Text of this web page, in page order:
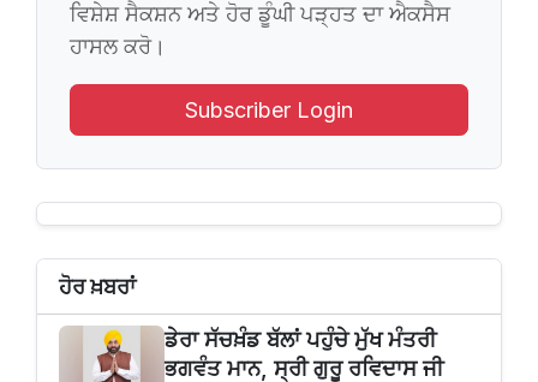
ਵਿਸ਼ੇਸ਼ ਸੈਕਸ਼ਨ ਅਤੇ ਹੋਰ ਡੂੰਘੀ ਪੜ੍ਹਤ ਦਾ ਐਕਸੈਸ
ਹਾਸਲ ਕਰੋ।
Subscriber Login
ਹੋਰ ਖ਼ਬਰਾਂ
ਡੇਰਾ ਸੱਚਖ਼ੰਡ ਬੱਲਾਂ ਪਹੁੰਚੇ ਮੁੱਖ ਮੰਤਰੀ
ਭਗਵੰਤ ਮਾਨ, ਸ੍ਰੀ ਗੁਰੂ ਰਵਿਦਾਸ ਜੀ